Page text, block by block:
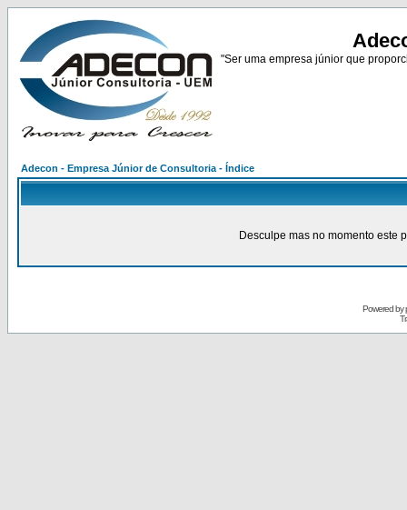
"Ser uma empresa júnior que
Adecon - Empresa Júnior de Consultoria - Índice
Desculpe mas no momento este
Powered by